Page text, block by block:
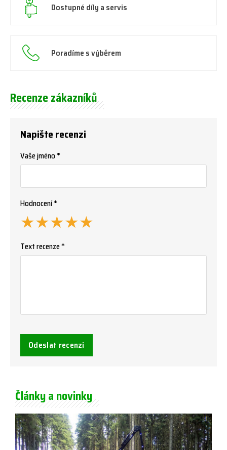
Dostupné díly a servis
Poradíme s výběrem
Recenze zákazníků
Napište recenzi
Vaše jméno *
Hodnocení *
★
★
★
★
★
Text recenze *
Odeslat recenzi
Články a novinky